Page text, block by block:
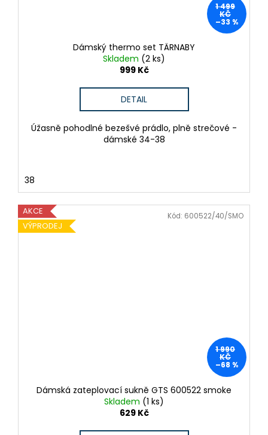
1 499
KČ
–33 %
Dámský thermo set TÄRNABY
Skladem (2 ks)
999 Kč
DETAIL
Úžasně pohodlné bezešvé prádlo, plně strečové -
dámské 34-38
38
AKCE
VÝPRODEJ
1 990
KČ
–68 %
Dámská zateplovací sukně GTS 600522 smoke
Skladem (1 ks)
629 Kč
Kód: 600522/40/SMO